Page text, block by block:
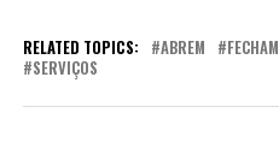
RELATED TOPICS: ABREM FECHAM
SERVIÇOS